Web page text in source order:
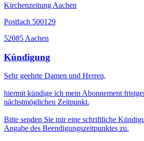
Kirchenzeitung Aachen
Postfach 500129
52085 Aachen
Kündigung
Sehr geehrte Damen und Herren,
hiermit kündige ich mein Abonnement
nächstmöglichen Zeitpunkt.
Bitte senden Sie mir eine schriftliche
Angabe des Beendigungszeitpunktes zu.